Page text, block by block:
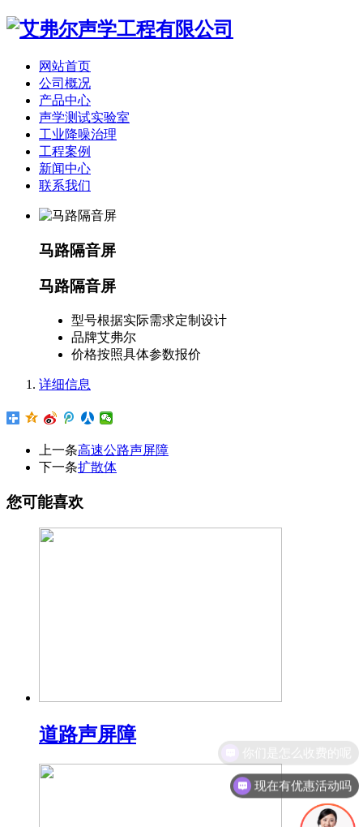
网站首页
公司概况
产品中心
声学测试实验室
工业降噪治理
工程案例
新闻中心
联系我们
马路隔音屏
马路隔音屏
型号根据实际需求定制设计
品牌艾弗尔
价格按照具体参数报价
详细信息
上一条高速公路声屏障
下一条扩散体
您可能喜欢
道路声屏障
现在有优惠活动吗